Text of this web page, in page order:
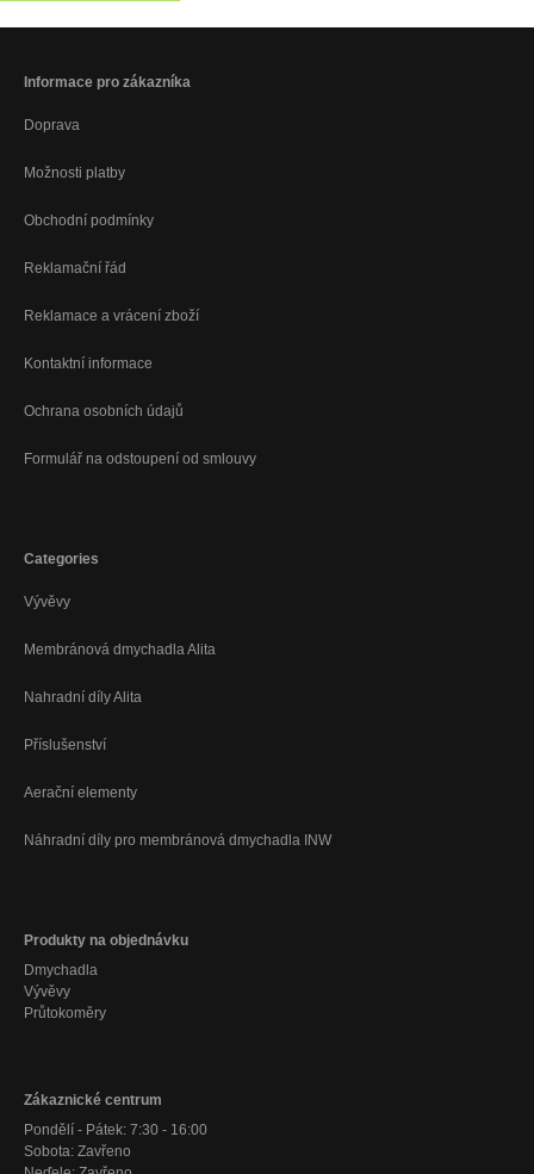
Informace pro zákazníka
Doprava
Možnosti platby
Obchodní podmínky
Reklamační řád
Reklamace a vrácení zboží
Kontaktní informace
Ochrana osobních údajů
Formulář na odstoupení od smlouvy
Categories
Vývěvy
Membránová dmychadla Alita
Nahradní díly Alita
Příslušenství
Aerační elementy
Náhradní díly pro membránová dmychadla INW
Produkty na objednávku
Dmychadla
Vývěvy
Průtokoměry
Zákaznické centrum
Pondělí - Pátek: 7:30 - 16:00
Sobota: Zavřeno